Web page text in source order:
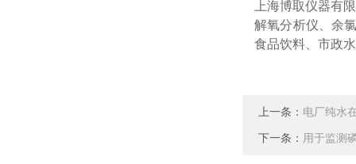
上海博取仪器有
解氧分析仪、余
食品饮料、市政
上一条： 电厂纯水
下一条： 用于监测